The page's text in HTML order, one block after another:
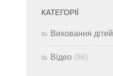
КАТЕГОРІЇ
Виховання дітей
Відео (86)